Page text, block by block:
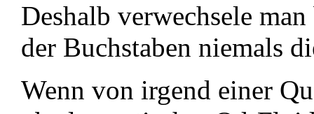
Deshalb verwechsele
der Buchstaben niemals
Wenn von irgend einer